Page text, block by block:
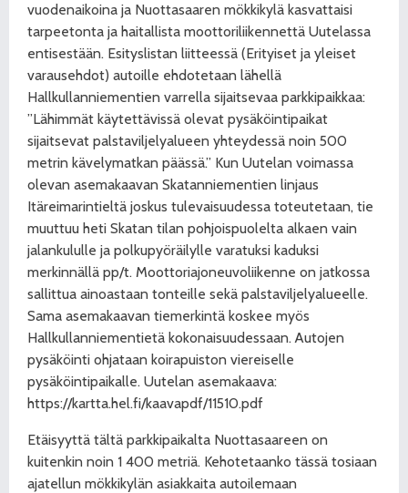
vuodenaikoina ja Nuottasaaren mökkikylä kasvattaisi
tarpeetonta ja haitallista moottoriliikennettä Uutelassa
entisestään. Esityslistan liitteessä (Erityiset ja yleiset
varausehdot) autoille ehdotetaan lähellä
Hallkullanniementien varrella sijaitsevaa parkkipaikkaa:
”Lähimmät käytettävissä olevat pysäköintipaikat
sijaitsevat palstaviljelyalueen yhteydessä noin 500
metrin kävelymatkan päässä.” Kun Uutelan voimassa
olevan asemakaavan Skatanniementien linjaus
Itäreimarintieltä joskus tulevaisuudessa toteutetaan, tie
muuttuu heti Skatan tilan pohjoispuolelta alkaen vain
jalankululle ja polkupyöräilylle varatuksi kaduksi
merkinnällä pp/t. Moottoriajoneuvoliikenne on jatkossa
sallittua ainoastaan tonteille sekä palstaviljelyalueelle.
Sama asemakaavan tiemerkintä koskee myös
Hallkullanniementietä kokonaisuudessaan. Autojen
pysäköinti ohjataan koirapuiston viereiselle
pysäköintipaikalle. Uutelan asemakaava:
https://kartta.hel.fi/kaavapdf/11510.pdf
Etäisyyttä tältä parkkipaikalta Nuottasaareen on
kuitenkin noin 1 400 metriä. Kehotetaanko tässä tosiaan
ajatellun mökkikylän asiakkaita autoilemaan